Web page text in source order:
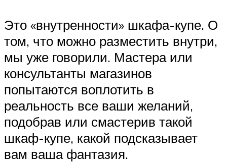
Это «внутренности» шкафа-купе. О
том, что можно разместить внутри,
мы уже говорили. Мастера или
консультанты магазинов
попытаются воплотить в
реальность все ваши желаний,
подобрав или смастерив такой
шкаф-купе, какой подсказывает
вам ваша фантазия.